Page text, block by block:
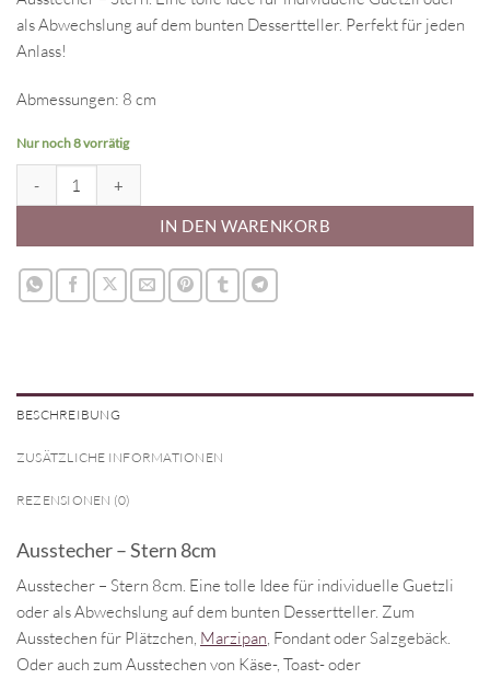
als Abwechslung auf dem bunten Dessertteller. Perfekt für jeden
Anlass!
Abmessungen: 8 cm
Nur noch 8 vorrätig
IN DEN WARENKORB
BESCHREIBUNG
ZUSÄTZLICHE INFORMATIONEN
REZENSIONEN (0)
Ausstecher – Stern 8cm
Ausstecher – Stern 8cm. Eine tolle Idee für individuelle Guetzli
oder als Abwechslung auf dem bunten Dessertteller. Zum
Ausstechen für Plätzchen, Marzipan, Fondant oder Salzgebäck.
Oder auch zum Ausstechen von Käse-, Toast- oder